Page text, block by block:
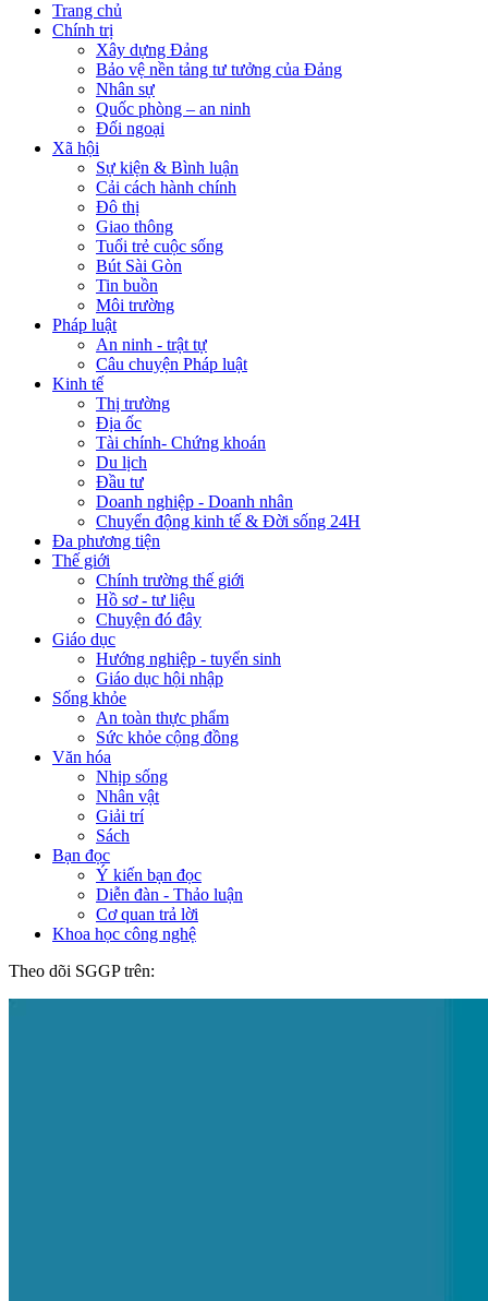
Trang chủ
Chính trị
Xây dựng Đảng
Bảo vệ nền tảng tư tưởng của Đảng
Nhân sự
Quốc phòng – an ninh
Đối ngoại
Xã hội
Sự kiện & Bình luận
Cải cách hành chính
Đô thị
Giao thông
Tuổi trẻ cuộc sống
Bút Sài Gòn
Tin buồn
Môi trường
Pháp luật
An ninh - trật tự
Câu chuyện Pháp luật
Kinh tế
Thị trường
Địa ốc
Tài chính- Chứng khoán
Du lịch
Đầu tư
Doanh nghiệp - Doanh nhân
Chuyển động kinh tế & Đời sống 24H
Đa phương tiện
Thế giới
Chính trường thế giới
Hồ sơ - tư liệu
Chuyện đó đây
Giáo dục
Hướng nghiệp - tuyển sinh
Giáo dục hội nhập
Sống khỏe
An toàn thực phẩm
Sức khỏe cộng đồng
Văn hóa
Nhịp sống
Nhân vật
Giải trí
Sách
Bạn đọc
Ý kiến bạn đọc
Diễn đàn - Thảo luận
Cơ quan trả lời
Khoa học công nghệ
Theo dõi SGGP trên: